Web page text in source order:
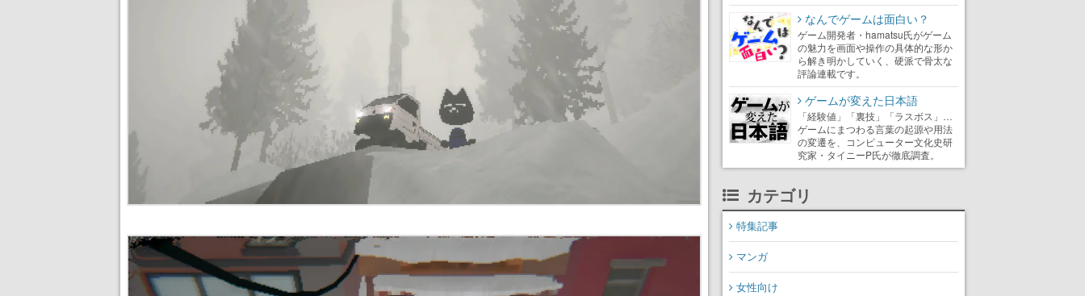
なんでゲームは面白い？
ゲーム開発者・hamatsu氏がゲーム
の魅力を画面や操作の具体的な形か
ら解き明かしていく、硬派で骨太な
評論連載です。
ゲームが変えた日本語
「経験値」「裏技」「ラスボス」…
ゲームにまつわる言葉の起源や用法
の変遷を、コンピューター文化史研
究家・タイニーP氏が徹底調査。
カテゴリ
特集記事
マンガ
女性向け